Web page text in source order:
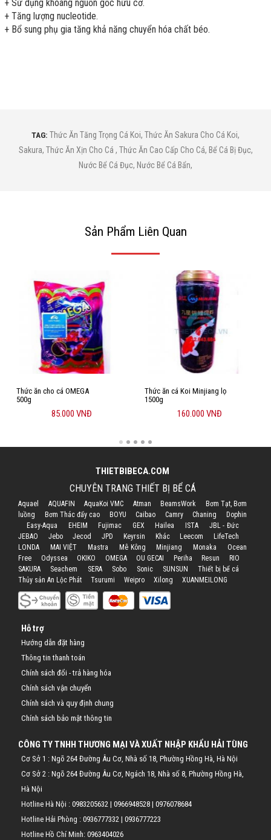
+ Sử dụng khoáng nguồn gốc hữu cơ.
+ Tăng lượng nucleotide.
+ Bổ sung phụ gia tăng khả năng chuyển hóa chất béo.
TAG: Thức Ăn Tăng Trọng Cá Koi, Thức Ăn Sakura Cho Cá Koi,
Sakura, Thức Ăn Xịn Cho Cá , Thức Ăn Cao Cấp Cho Cá, Bể Cá Bị Đục,
Nước Bể Cá Đục, Nước Bể Cá Bẩn,
Sản Phẩm Liên Quan
Thức ăn cho cá OMEGA
500g
85.000 VNĐ
Thức ăn cá Koi Minjiang lọ
1500g
160.000 VNĐ
THIETBIBECA.COM
CHUYÊN TRANG THIẾT BỊ BỂ CÁ
Aquael AQUAFIN AquaKoi VMC Atman BeamsWork
Bơm Tạt, Bơm
luồng
Bơm Thác đẩy cao BOYU Caibao Camry Chaning
Dophin
Easy-Aqua
EHEIM Fujimac GEX Hailea ISTA
JBL - Đức
JEBAO
Jebo Jecod JPD Keyrsin Khác Leecom
LifeTech
LONDA
MAI VIỆT Mastra Mê Kông Minjiang Monaka
Ocean
Free
Odyssea OKIKO OMEGA OU GECAI Periha Resun
RIO
SAKURA
Seachem SERA Sobo Sonic SUNSUN
Thiết bị bể cá
Thủy sản An Lộc Phát
Tsurumi Weipro Xilong XUANMEILONG
Hỗ trợ
Hướng dẫn đặt hàng
Thông tin thanh toán
Chính sách đổi - trả hàng hóa
Chính sách vận chuyển
Chính sách và quy định chung
Chính sách bảo mật thông tin
CÔNG TY TNHH THƯƠNG MẠI VÀ XUẤT NHẬP KHẨU HẢI TÙNG
Cơ Sở 1 : Ngõ 264 Đường Âu Cơ, Nhà số 18, Phường Hồng Hà, Hà Nội
Cơ Sở 2 : Ngõ 264 Đường Âu Cơ, Ngách 18, Nhà số 8, Phường Hồng Hà,
Hà Nội
Hotline Hà Nội : 0983205632 | 0966948528 | 0976078684
Hotline Hải Phòng : 0936777332 | 0936777223
Hotline Hồ Chí Minh: 0963404026